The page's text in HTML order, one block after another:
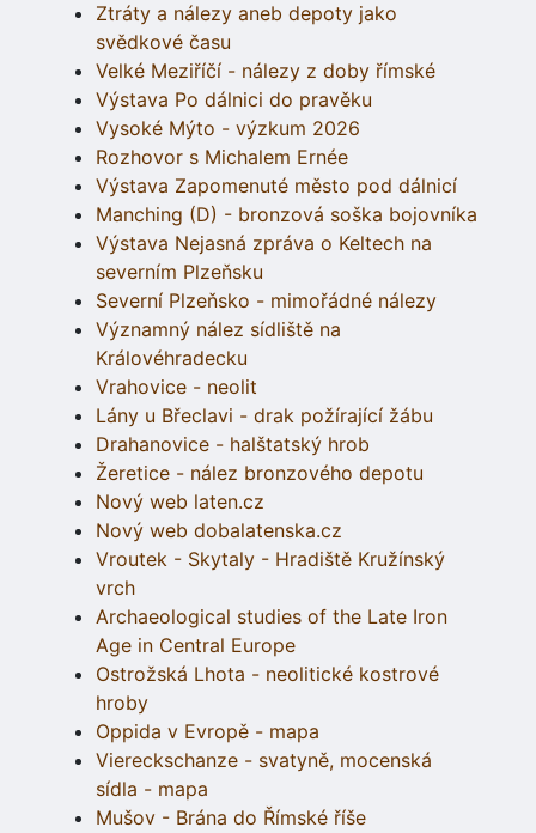
Ztráty a nálezy aneb depoty jako
svědkové času
Velké Meziříčí - nálezy z doby římské
Výstava Po dálnici do pravěku
Vysoké Mýto - výzkum 2026
Rozhovor s Michalem Ernée
Výstava Zapomenuté město pod dálnicí
Manching (D) - bronzová soška bojovníka
Výstava Nejasná zpráva o Keltech na
severním Plzeňsku
Severní Plzeňsko - mimořádné nálezy
Významný nález sídliště na
Královéhradecku
Vrahovice - neolit
Lány u Břeclavi - drak požírající žábu
Drahanovice - halštatský hrob
Žeretice - nález bronzového depotu
Nový web laten.cz
Nový web dobalatenska.cz
Vroutek - Skytaly - Hradiště Kružínský
vrch
Archaeological studies of the Late Iron
Age in Central Europe
Ostrožská Lhota - neolitické kostrové
hroby
Oppida v Evropě - mapa
Viereckschanze - svatyně, mocenská
sídla - mapa
Mušov - Brána do Římské říše